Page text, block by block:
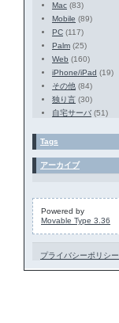
Mac (83)
Mobile (89)
PC (117)
Palm (25)
Web (160)
iPhone/iPad (19)
その他 (84)
独り言 (30)
自宅サーバ (51)
Tags
アーカイブ
Powered by
Movable Type 3.36
プライバシーポリシー